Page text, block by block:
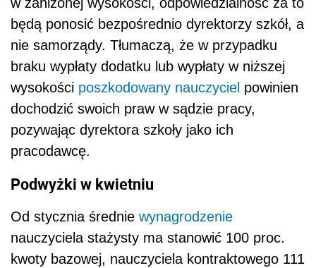
będą ponosić bezpośrednio dyrektorzy szkół, a
nie samorządy. Tłumaczą, że w przypadku
braku wypłaty dodatku lub wypłaty w niższej
wysokości poszkodowany nauczyciel powinien
dochodzić swoich praw w sądzie pracy,
pozywając dyrektora szkoły jako ich
pracodawcę.
Podwyżki w kwietniu
Od stycznia średnie wynagrodzenie
nauczyciela stażysty ma stanowić 100 proc.
kwoty bazowej, nauczyciela kontraktowego 111